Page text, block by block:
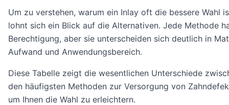
Um zu verstehen, warum ein Inlay oft die bessere Wahl
lohnt sich ein Blick auf die Alternativen. Jede Methode
Berechtigung, aber sie unterscheiden sich deutlich in
Aufwand und Anwendungsbereich.
Diese Tabelle zeigt die wesentlichen Unterschiede
den häufigsten Methoden zur Versorgung von
um Ihnen die Wahl zu erleichtern.